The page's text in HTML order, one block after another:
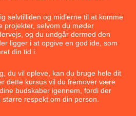
selvtilliden og midlerne til at komme
projekter, selvom du møder
og du undgår dermed den
ligger i at opgive en god ide, som
din tid i.
du vil opleve, kan du bruge hele dit
dette kursus vil du fremover være
budskaber igennem, fordi der
respekt om din person.